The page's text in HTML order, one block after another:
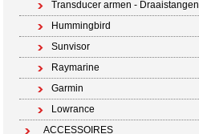
Transducer armen - Draaistangen
Hummingbird
Sunvisor
Raymarine
Garmin
Lowrance
ACCESSOIRES